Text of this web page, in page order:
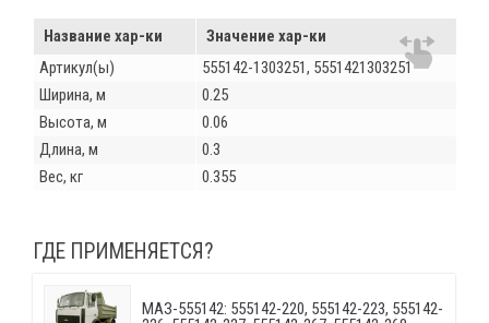
Название хар-ки
Значение хар-ки
Артикул(ы)
555142-1303251, 5551421303251
Ширина, м
0.25
Высота, м
0.06
Длина, м
0.3
Вес, кг
0.355
ГДЕ ПРИМЕНЯЕТСЯ?
МАЗ-555142: 555142-220, 555142-223, 555142-